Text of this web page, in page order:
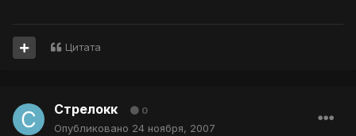
Цитата
Стрелокк 0
Опубликовано 24 ноября, 2007